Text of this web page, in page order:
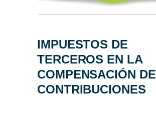
ACERCA DE
NUESTROS
EXPERTOS
TODO SOBRE
IMPUESTOS DE
TERCEROS EN LA
COMPENSACIÓN DE
CONTRIBUCIONES